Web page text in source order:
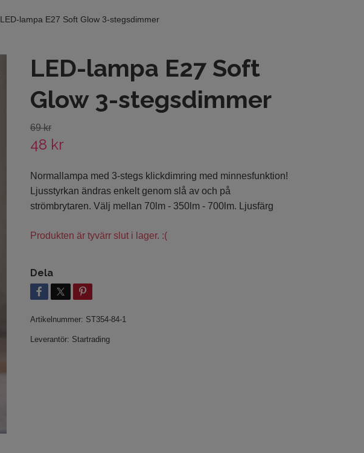
LED-lampa E27 Soft Glow 3-stegsdimmer
LED-lampa E27 Soft
Glow 3-stegsdimmer
69 kr
48 kr
Normallampa med 3-stegs klickdimring med minnesfunktion!
Ljusstyrkan ändras enkelt genom slå av och på
strömbrytaren. Välj mellan 70lm - 350lm - 700lm. Ljusfärg
Produkten är tyvärr slut i lager. :(
Dela
Artikelnummer: ST354-84-1
Leverantör: Startrading